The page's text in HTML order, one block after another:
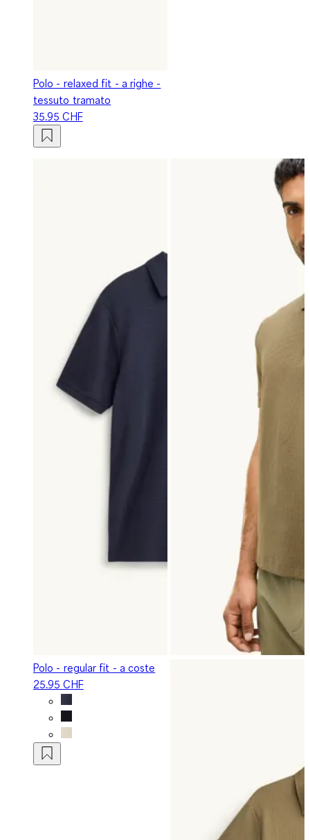
Polo - relaxed fit - a righe -
tessuto tramato
35.95 CHF
Polo - regular fit - a coste
25.95 CHF